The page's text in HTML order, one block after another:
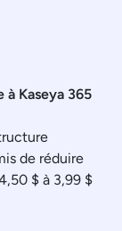
à Kaseya 365
de réduire
$ à 3,99 $